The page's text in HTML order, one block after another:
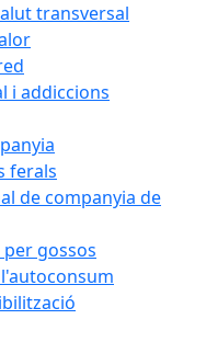
transversal
i addiccions
ferals
de companyia de
gossos